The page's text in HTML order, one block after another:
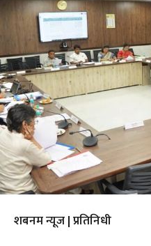
शबनम न्यूज | प्रतिनिधी